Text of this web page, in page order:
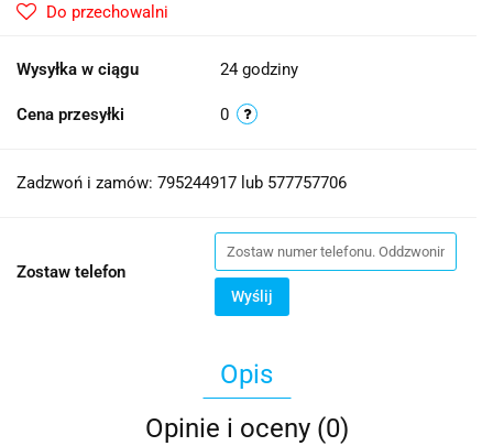
Do przechowalni
Wysyłka w ciągu 24 godziny
Cena przesyłki 0
Zadzwoń i zamów: 795244917 lub 577757706
Zostaw telefon
Wyślij
Opis
Opinie i oceny (0)